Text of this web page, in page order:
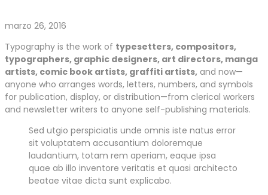
marzo 26, 2016
Typography is the work of typesetters, compositors,
typographers, graphic designers, art directors, manga
artists, comic book artists, graffiti artists, and now—
anyone who arranges words, letters, numbers, and symbols
for publication, display, or distribution—from clerical workers
and newsletter writers to anyone self-publishing materials.
Sed utgio perspiciatis unde omnis iste natus error
sit voluptatem accusantium doloremque
laudantium, totam rem aperiam, eaque ipsa
quae ab illo inventore veritatis et quasi architecto
beatae vitae dicta sunt explicabo.